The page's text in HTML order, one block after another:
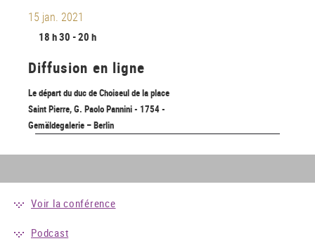
15 jan. 2021
18 h 30 - 20 h
Diffusion en ligne
Le départ du duc de Choiseul de la place
Saint Pierre, G. Paolo Pannini - 1754 -
Gemäldegalerie – Berlin
Voir la conférence
Podcast